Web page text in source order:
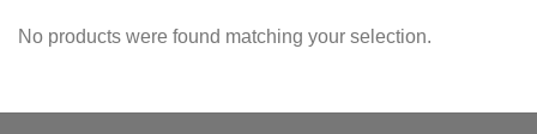
No products were found matching your selection.